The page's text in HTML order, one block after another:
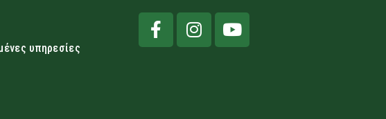
υπηρεσίες